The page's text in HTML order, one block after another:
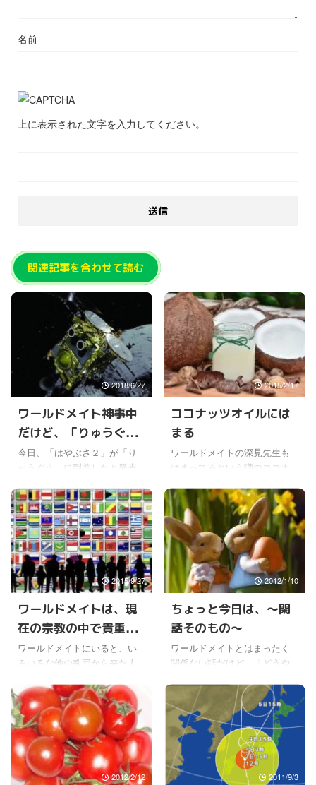
名前
上に表示された文字を入力してください。
関連記事を合わせて読む
2018/6/27
ワールドメイト神事中
だけど、「りゅうぐ
う」とオシリスが気に
なる
今日、「はやぶさ２」が「り
ゅうぐう」に到着したと発表
ぐう」って名前の星があるの
かなと思ったら、９００メー
トルほどの小惑星のことだっ
た。 ワールドメイトでも「り
ゅうぐう」の話は時々あるけ
ど、こちらはあくまで竜宮の
ことだけどね。乙姫さまのこ
という名前は、探査機がその
星から物質を持ち帰る様子
を、浦島太郎が竜宮城から玉
手箱を持ち帰るのに似ている
だ。 まぁ、その名前の通りに
竜宮から宝物を持ち帰ってき
てくれると思えばロマンを感
...
2015/2/17
ココナッツオイルには
まる
ワールドメイトの深見先生も
はまってるという噂のココナ
はあまりにスゴすぎる。万が
一ワールドメイト会員で知ら
ない人のために、簡単に紹介
しよう。 簡単に言うと、脂肪
が燃焼し自然にやせる。肌に
良い。便秘によい。アルツハ
イマーになるのを予防する、
菌を殺す。悪玉コレステロー
ルを下げる。あと頭皮に塗る
と増毛するという情報もあ
る。 と、あまりにいいことず
かと思いたくもなる。 当然の
ことだが、ココナッツオイル
を食べても、それ以外に体 ...
2015/9/27
ワールドメイトは、現
在の宗教の中で貴重な
存在！？
ワールドメイトにいると、い
ろいろな他の教団から来た人
ルドメイトの場合は、他の宗
教団体に所属していても、原
則的に入会の制約がほとんど
ないから、けっこう掛け持ち
している人もいたりする。 か
けもちしていても、本当の神
様ならば別に怒ったりはしな
2012/1/10
ちょっと今日は、〜閑
話そのもの〜
ワールドメイトとはまったく
関係ない話だけど、「どうや
することができますか」と、
25歳の女性が、ＪＰモルガン
ＣＥＯとされる人物に送った
質問と、その回答がネットで
拡がって話題になっていたら
しい。 ただし、回答したＣＥ
Ｏがジェイミー・ダイモン氏
2012/2/12 2011/9/3